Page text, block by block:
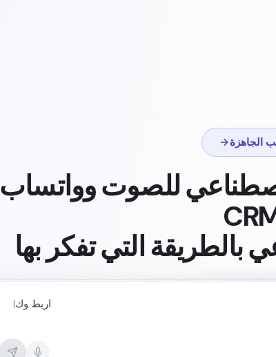
الجاهزة
للصوت وواتساب
بالطريقة التي تفكر بها
اربط وكيلي الذكي بواتساب وأدِر الطلبات تلقائي|